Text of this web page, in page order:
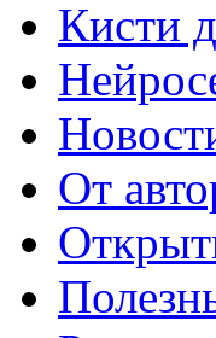
Кисти
От